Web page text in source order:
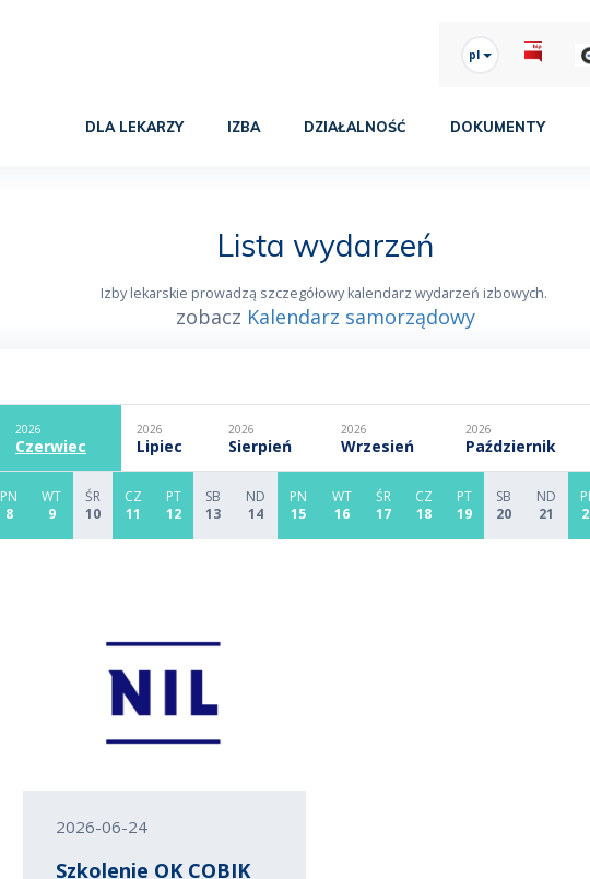
pl
DLA LEKARZY IZBA DZIAŁALNOŚĆ DOKUMENTY
Lista wydarzeń
Izby lekarskie prowadzą szczegółowy kalendarz wydarzeń izbowych.
zobacz Kalendarz samorządowy
2026
Czerwiec
2026
Lipiec
2026
Sierpień
2026
Wrzesień
2026
Październik
PN
8
WT
9
ŚR
10
CZ
11
PT
12
SB
13
ND
14
PN
15
WT
16
ŚR
17
CZ
18
PT
19
SB
20
ND
21
2026-06-24
Szkolenie OK COBIK